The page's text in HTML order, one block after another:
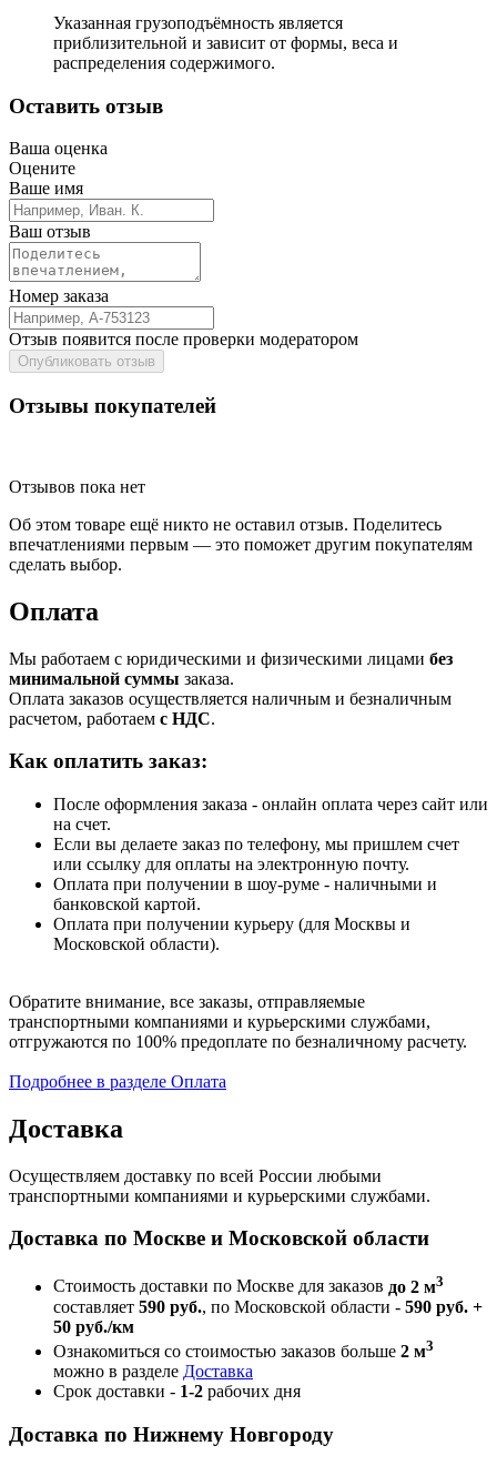
Указанная грузоподъёмность является
приблизительной и зависит от формы, веса и
распределения содержимого.
Оставить отзыв
Ваша оценка
Оцените
Ваше имя
Ваш отзыв
Номер заказа
Отзыв появится после проверки модератором
Опубликовать отзыв
Отзывы покупателей
Отзывов пока нет
Об этом товаре ещё никто не оставил отзыв. Поделитесь
впечатлениями первым — это поможет другим покупателям
сделать выбор.
Оплата
Мы работаем с юридическими и физическими лицами без
минимальной суммы заказа.
Оплата заказов осуществляется наличным и безналичным
расчетом, работаем с НДС.
Как оплатить заказ:
После оформления заказа - онлайн оплата через сайт или
на счет.
Если вы делаете заказ по телефону, мы пришлем счет
или ссылку для оплаты на электронную почту.
Оплата при получении в шоу-руме - наличными и
банковской картой.
Оплата при получении курьеру (для Москвы и
Московской области).
Обратите внимание, все заказы, отправляемые
транспортными компаниями и курьерскими службами,
отгружаются по 100% предоплате по безналичному расчету.
Подробнее в разделе Оплата
Доставка
Осуществляем доставку по всей России любыми
транспортными компаниями и курьерскими службами.
Доставка по Москве и Московской области
Стоимость доставки по Москве для заказов до 2 м3
составляет 590 руб., по Московской области - 590 руб. +
50 руб./км
Ознакомиться со стоимостью заказов больше 2 м3
можно в разделе Доставка
Срок доставки - 1-2 рабочих дня
Доставка по Нижнему Новгороду